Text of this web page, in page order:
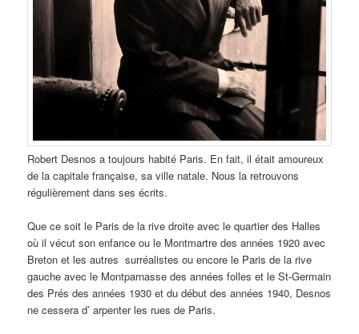
Robert Desnos a toujours habité Paris. En fait, il était amoureux
de la capitale française, sa ville natale. Nous la retrouvons
régulièrement dans ses écrits.
Que ce soit le Paris de la rive droite avec le quartier des Halles
où il vécut son enfance ou le Montmartre des années 1920 avec
Breton et les autres surréalistes ou encore le Paris de la rive
gauche avec le Montparnasse des années folles et le St-Germain
des Prés des années 1930 et du début des années 1940, Desnos
ne cessera d’ arpenter les rues de Paris.